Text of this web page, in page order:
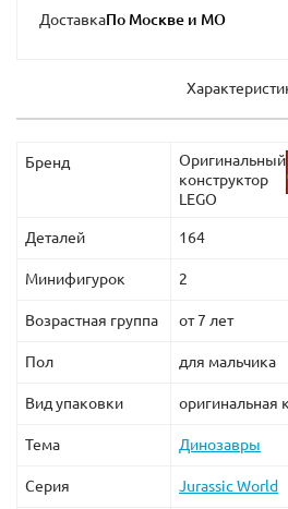
Доставка
Бренд
Оригинальный
конструктор
LEGO
Деталей 164
Минифигурок 2
Возрастная группа от 7 лет
Пол для мальчика
Вид упаковки оригинальная
Тема Динозавры
Серия Jurassic World